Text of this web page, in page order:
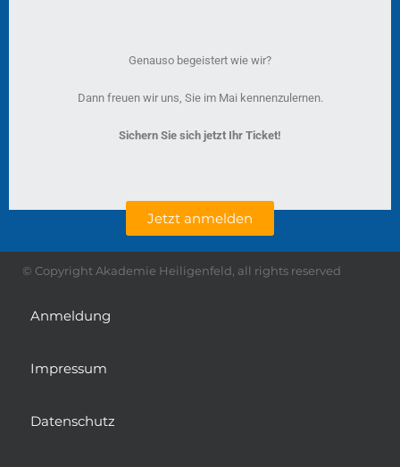
Genauso begeistert wie wir?
Dann freuen wir uns, Sie im Mai kennenzulernen.
Sichern Sie sich jetzt Ihr Ticket!
Jetzt anmelden
© Copyright Akademie Heiligenfeld, all rights reserved
Anmeldung
Impressum
Datenschutz